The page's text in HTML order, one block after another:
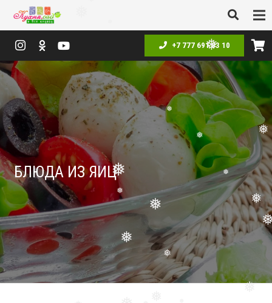
❅
❅
❅
❅
❅
❅
❅
❅ ❅
❅
❅
❅
+7 777 691 83 10
БЛЮДА ИЗ ЯИЦ